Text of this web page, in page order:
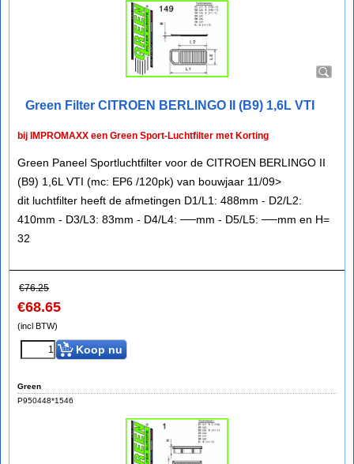
Green Filter CITROEN BERLINGO II (B9) 1,6L VTI
bij IMPROMAXX een Green Sport-Luchtfilter met Korting
Green Paneel Sportluchtfilter voor de CITROEN BERLINGO II
(B9) 1,6L VTI (mc: EP6 /120pk) van bouwjaar 11/09>
dit luchtfilter heeft de afmetingen D1/L1: 488mm - D2/L2:
410mm - D3/L3: 83mm - D4/L4: ──mm - D5/L5: ──mm en H=
32
€76.25
€68.65
(incl BTW)
Koop nu
Green
P950448*1546